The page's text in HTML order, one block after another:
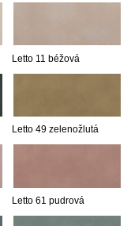
Letto 11 béžová
Letto 49 zelenožlutá
Letto 61 pudrová